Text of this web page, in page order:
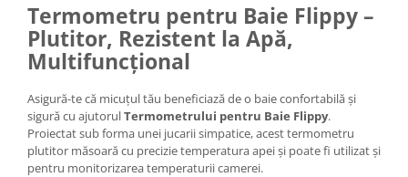
Motocositori cu motoare 2T
Trimmere electrice
Masini de tuns gazon pe benzina
Tractoraș de tuns gazonul
Zootehnie
Incubatoare, oparitoare si
deplumatoare
Termometru pentru Baie Flippy –
Plutitor, Rezistent la Apă,
Multifuncțional
Asigură-te că micuțul tău beneficiază de o baie confortabilă și
sigură cu ajutorulTermometrului pentru Baie Flippy.
Proiectat sub forma unei jucarii simpatice, acest termometru
plutitor măsoară cu precizie temperatura apei și poate fi utilizat și
pentru monitorizarea temperaturii camerei.